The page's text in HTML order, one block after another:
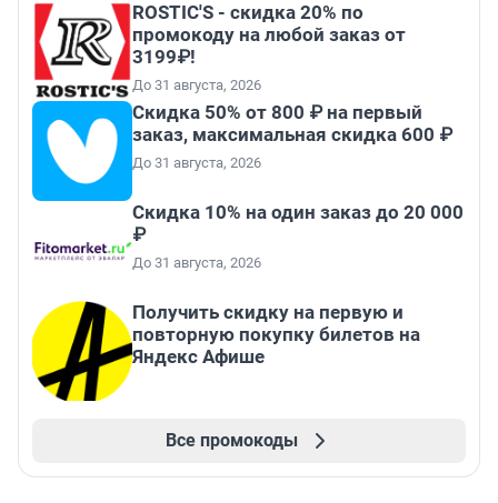
ROSTIC'S - скидка 20% по
промокоду на любой заказ от
3199₽!
До 31 августа, 2026
Скидка 50% от 800 ₽ на первый
заказ, максимальная скидка 600 ₽
До 31 августа, 2026
Скидка 10% на один заказ до 20 000
₽
До 31 августа, 2026
Получить скидку на первую и
повторную покупку билетов на
Яндекс Афише
Все промокоды